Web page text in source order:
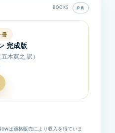
BOOKS PR
冊
完成版
木寛之 訳）
は適格販売により収入を得ていま